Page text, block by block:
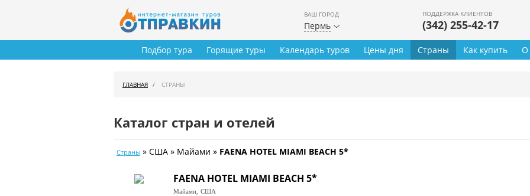
ВАШ ГОРОД
Пермь
ПОДДЕРЖКА КЛИЕНТОВ
(342) 255-42-17
Подбор тура Горящие туры Календарь туров Цены дня Страны Как купить О
ГЛАВНАЯ СТРАНЫ
Каталог стран и отелей
Страны » США » Майами » FAENA HOTEL MIAMI BEACH 5*
FAENA HOTEL MIAMI BEACH 5*
Майами, США